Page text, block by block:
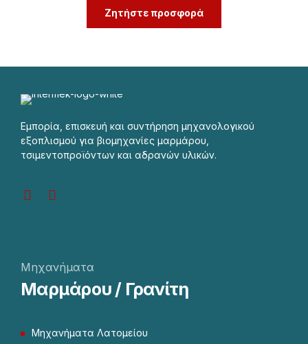
Ζητήστε προσφορά
Εμπορία, επισκευή και συντήρηση μηχανολογικού
εξοπλισμού για βιομηχανίες μαρμάρου,
τσιμεντοπροϊόντων και αδρανών υλικών.
Μηχανήματα
Μαρμάρου / Γρανίτη
Μηχανήματα Λατομείου